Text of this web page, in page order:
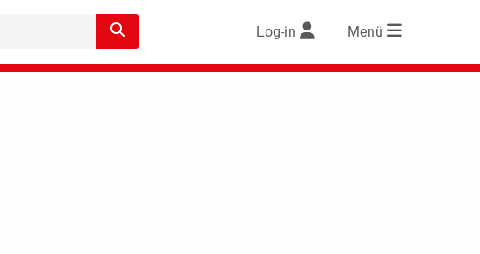
Log-in Menü